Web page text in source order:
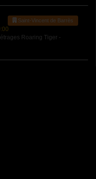
Saint-Vincent de Barrès
Roaring Tiger -